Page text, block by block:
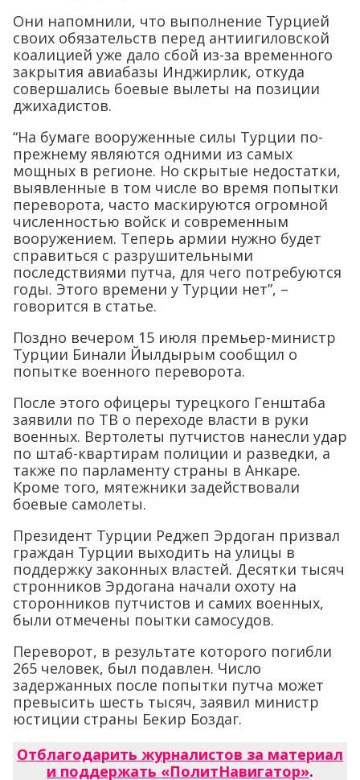
Они напомнили, что выполнение Турцией
своих обязательств перед антиигиловской
коалицией уже дало сбой из-за временного
закрытия авиабазы Инджирлик, откуда
совершались боевые вылеты на позиции
джихадистов.
“На бумаге вооруженные силы Турции по-
прежнему являются одними из самых
мощных в регионе. Но скрытые недостатки,
выявленные в том числе во время попытки
переворота, часто маскируются огромной
численностью войск и современным
вооружением. Теперь армии нужно будет
справиться с разрушительными
последствиями путча, для чего потребуются
годы. Этого времени у Турции нет”, –
говорится в статье.
Поздно вечером 15 июля премьер-министр
Турции Бинали Йылдырым сообщил о
попытке военного переворота.
После этого офицеры турецкого Генштаба
заявили по ТВ о переходе власти в руки
военных. Вертолеты путчистов нанесли удар
по штаб-квартирам полиции и разведки, а
также по парламенту страны в Анкаре.
Кроме того, мятежники задействовали
боевые самолеты.
Президент Турции Реджеп Эрдоган призвал
граждан Турции выходить на улицы в
поддержку законных властей. Десятки тысяч
стронников Эрдогана начали охоту на
сторонников путчистов и самих военных,
были отмечены поытки самосудов.
Переворот, в результате которого погибли
265 человек, был подавлен. Число
задержанных после попытки путча может
превысить шесть тысяч, заявил министр
юстиции страны Бекир Боздаг.
Отблагодарить журналистов за материал
и поддержать «ПолитНавигатор».